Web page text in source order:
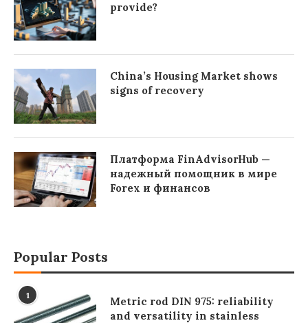
provide?
China’s Housing Market shows
signs of recovery
Платформа FinAdvisorHub —
надежный помощник в мире
Forex и финансов
Popular Posts
1
Metric rod DIN 975: reliability
and versatility in stainless